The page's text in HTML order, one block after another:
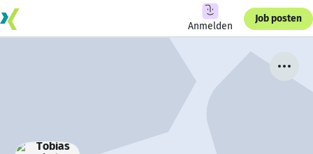
Anmelden
Job posten